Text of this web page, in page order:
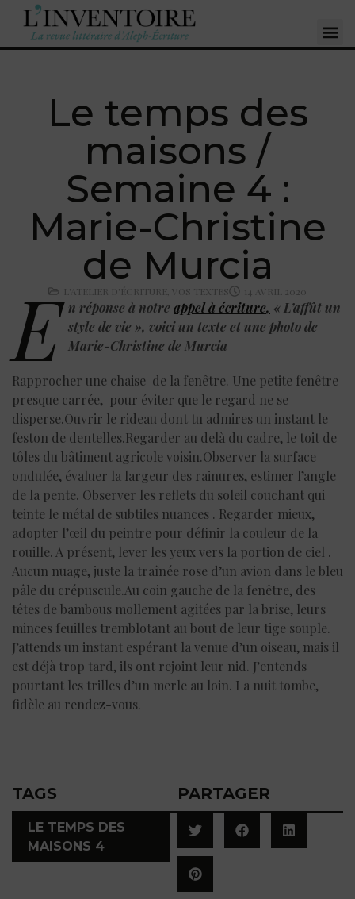
Le temps des
maisons /
Semaine 4 :
Marie-Christine
de Murcia
L'ATELIER D'ÉCRITURE VOS TEXTES 14 AVRIL 2020
E n réponse à notre appel à écriture, « L’affût un
style de vie », voici un texte et une photo de
Marie-Christine de Murcia
Rapprocher une chaise de la fenêtre. Une petite fenêtre
presque carrée, pour éviter que le regard ne se
disperse.Ouvrir le rideau dont tu admires un instant le
feston de dentelles.Regarder au delà du cadre, le toit de
tôles du bâtiment agricole voisin.Observer la surface
ondulée, évaluer la largeur des rainures, estimer l’angle
de la pente. Observer les reflets du soleil couchant qui
teinte le métal de subtiles nuances . Regarder mieux,
adopter l’œil du peintre pour définir la couleur de la
rouille. A présent, lever les yeux vers la portion de ciel .
Aucun nuage, juste la traînée rose d’un avion dans le bleu
pâle du crépuscule.Au coin gauche de la fenêtre, des
têtes de bambous mollement agitées par la brise, leurs
minces feuilles tremblotant au bout de leur tige souple.
J’attends un instant espérant la venue d’un oiseau, mais il
est déjà trop tard, ils ont rejoint leur nid. J’entends
pourtant les trilles d’un merle au loin. La nuit tombe,
fidèle au rendez-vous.
TAGS
LE TEMPS DES
MAISONS 4
PARTAGER